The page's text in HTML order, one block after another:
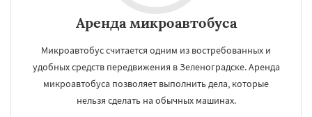
Аренда микроавтобуса
Микроавтобус считается одним из востребованных и
удобных средств передвижения в Зеленоградске. Аренда
микроавтобуса позволяет выполнить дела, которые
нельзя сделать на обычных машинах.